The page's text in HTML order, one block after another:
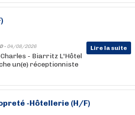
- 04/08/2026 Lire la suite
- Biarritz L'Hôtel
un(e) réceptionniste
-Hôtellerie (H/F)